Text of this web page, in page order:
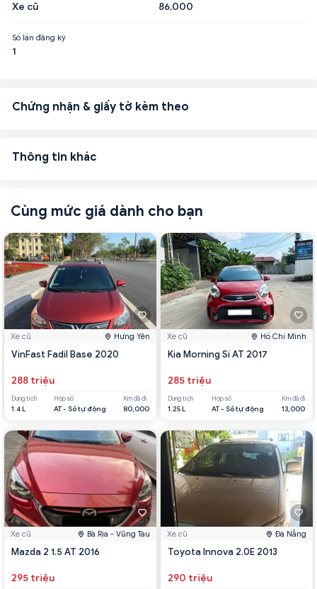
Xe cũ 86,000
Số lần đăng ký
1
Chứng nhận & giấy tờ kèm theo
Thông tin khác
Cùng mức giá dành cho bạn
Xe cũ Hưng Yên
VinFast Fadil Base 2020
288 triệu
Dung tích
1.4 L
Hộp số
AT - Số tự động
Km đã đi
80,000
Xe cũ Bà Rịa - Vũng Tàu
Mazda 2 1.5 AT 2016
295 triệu
Xe cũ Hồ Chí Minh
Kia Morning Si AT 2017
285 triệu
Dung tích
1.25 L
Hộp số
AT - Số tự động
Km đã đi
13,000
Xe cũ Đà Nẵng
Toyota Innova 2.0E 2013
290 triệu